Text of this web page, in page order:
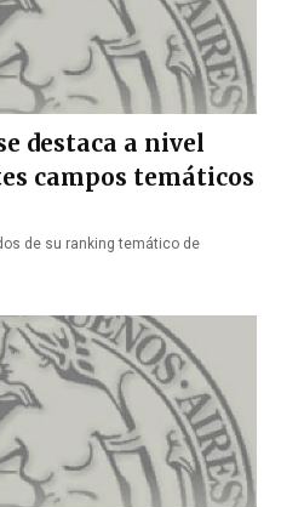
destaca a nivel
campos temáticos
de su ranking temático de